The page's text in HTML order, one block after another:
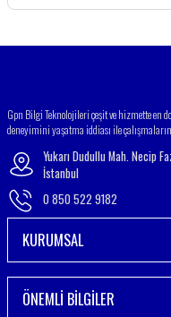
Gpn Bilgi Teknolojileri çeşit ve hizmette
deneyimini yaşatma iddiası ile
Yukarı Dudullu Mah. Necip
İstanbul
0 850 522 9182
KURUMSAL
ÖNEMLİ BİLGİLER